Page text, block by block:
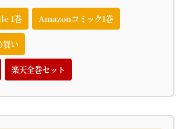
1巻 Amazonコミック1巻
い
楽天全巻セット